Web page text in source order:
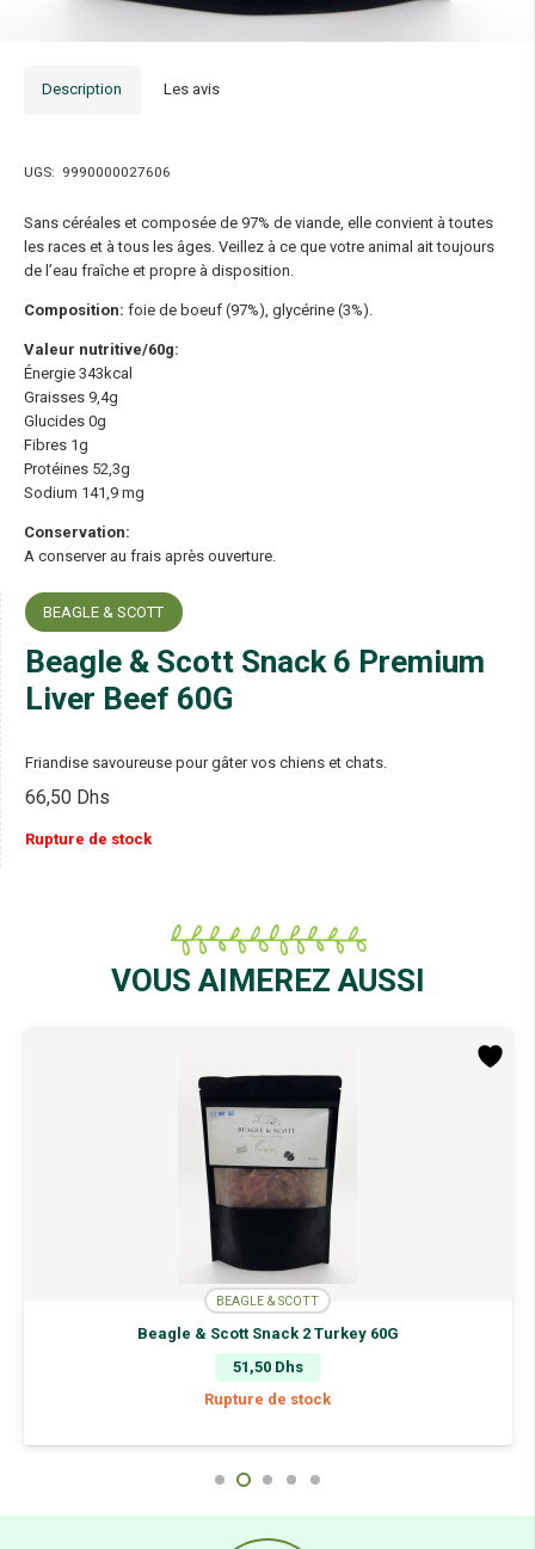
Description Les avis
UGS: 9990000027606
Sans céréales et composée de 97% de viande, elle convient à toutes
les races et à tous les âges. Veillez à ce que votre animal ait toujours
de l’eau fraîche et propre à disposition.
Composition: foie de boeuf (97%), glycérine (3%).
Valeur nutritive/60g:
Énergie 343kcal
Graisses 9,4g
Glucides 0g
Fibres 1g
Protéines 52,3g
Sodium 141,9 mg
Conservation:
A conserver au frais après ouverture.
BEAGLE & SCOTT
Beagle & Scott Snack 6 Premium
Liver Beef 60G
Friandise savoureuse pour gâter vos chiens et chats.
66,50 Dhs
Rupture de stock
VOUS AIMEREZ AUSSI
BEAGLE & SCOTT
Beagle & Scott Snack 2 Turkey 60G
51,50 Dhs
Rupture de stock